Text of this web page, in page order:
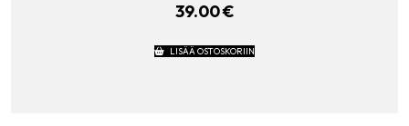
39.00€
LISÄÄ OSTOSKORIIN